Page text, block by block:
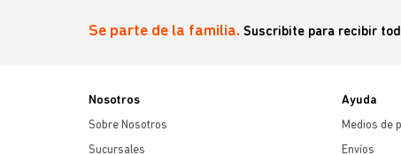
Se parte de la familia. Suscribite para recibir
Nosotros
Sobre Nosotros
Sucursales
Ayuda
Medios de
Envíos